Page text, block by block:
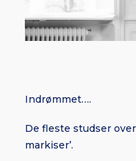
Indrømmet….
De fleste studser
markiser’.